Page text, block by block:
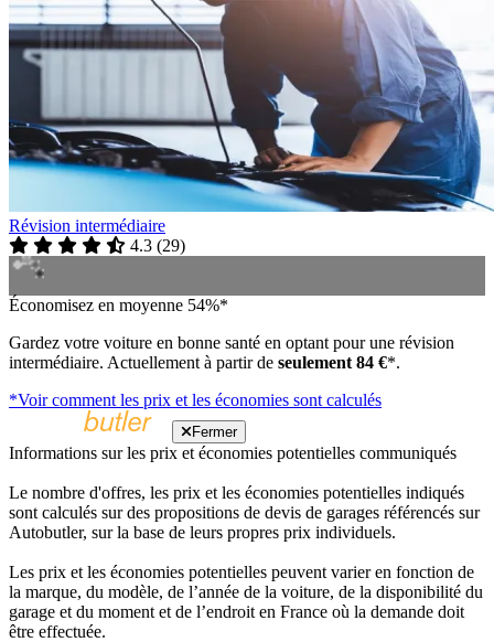
Révision intermédiaire
4.3 (29)
Économisez en moyenne 54%*
Gardez votre voiture en bonne santé en optant pour une révision
intermédiaire. Actuellement à partir de seulement 84 €*.
*Voir comment les prix et les économies sont calculés
Fermer
Informations sur les prix et économies potentielles communiqués
Le nombre d'offres, les prix et les économies potentielles indiqués
sont calculés sur des propositions de devis de garages référencés sur
Autobutler, sur la base de leurs propres prix individuels.
Les prix et les économies potentielles peuvent varier en fonction de
la marque, du modèle, de l’année de la voiture, de la disponibilité du
garage et du moment et de l’endroit en France où la demande doit
être effectuée.